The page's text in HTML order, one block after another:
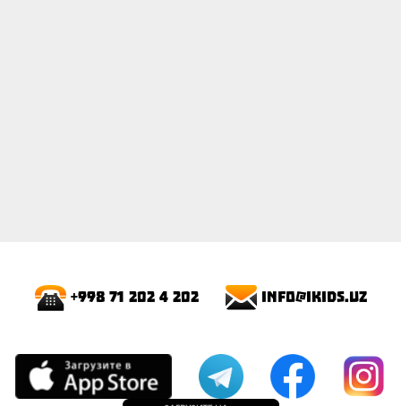
+998 71 202 4 202 info@ikids.uz